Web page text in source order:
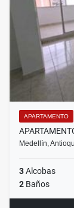
APARTAMENTO
Medellín,
3Alcobas
2 Baños